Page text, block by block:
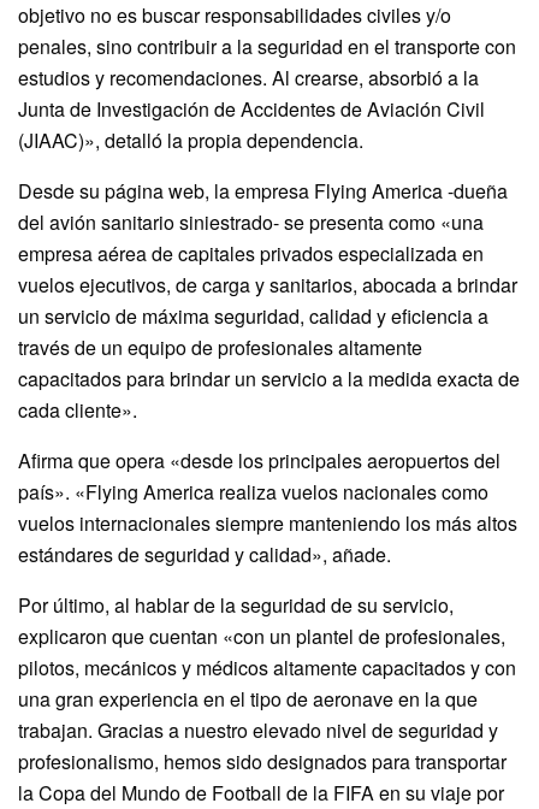
objetivo no es buscar responsabilidades civiles y/o
penales, sino contribuir a la seguridad en el transporte con
estudios y recomendaciones. Al crearse, absorbió a la
Junta de Investigación de Accidentes de Aviación Civil
(JIAAC)», detalló la propia dependencia.
Desde su página web, la empresa Flying America -dueña
del avión sanitario siniestrado- se presenta como «una
empresa aérea de capitales privados especializada en
vuelos ejecutivos, de carga y sanitarios, abocada a brindar
un servicio de máxima seguridad, calidad y eficiencia a
través de un equipo de profesionales altamente
capacitados para brindar un servicio a la medida exacta de
cada cliente».
Afirma que opera «desde los principales aeropuertos del
país». «Flying America realiza vuelos nacionales como
vuelos internacionales siempre manteniendo los más altos
estándares de seguridad y calidad», añade.
Por último, al hablar de la seguridad de su servicio,
explicaron que cuentan «con un plantel de profesionales,
pilotos, mecánicos y médicos altamente capacitados y con
una gran experiencia en el tipo de aeronave en la que
trabajan. Gracias a nuestro elevado nivel de seguridad y
profesionalismo, hemos sido designados para transportar
la Copa del Mundo de Football de la FIFA en su viaje por